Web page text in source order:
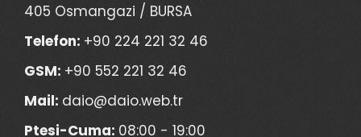
405 Osmangazi / BURSA
Telefon: +90 224 221 32 46
GSM: +90 552 221 32 46
Mail: daio@daio.web.tr
Ptesi-Cuma: 08:00 - 19:00